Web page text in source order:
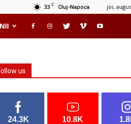
33 C Cluj-Napoca joi,
us
24.3K 10.8K